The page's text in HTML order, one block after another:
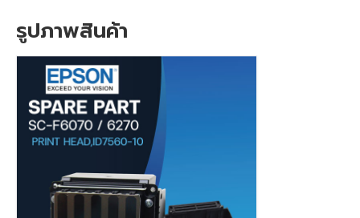
เครื่องพิมพ์เสื้อepson F6430 + HeatRoller
เครื่องพิมพ์ซับลิเมชั่น F6430 + HeatRoller
1.7m
เครื่องสกรีนเสื้อ F6430 + HeatRoller 1.9m
เครื่องพิมพ์ซับลิเมชั่น Epson SC-F7270
เครื่องพิมพ์ซับลิเมชั่น Epson SC-F9430
รูปภาพสินค้า